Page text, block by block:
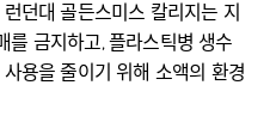
던대 골든스미스 칼리지는 지
를 금지하고, 플라스틱병 생수
용을 줄이기 위해 소액의 환경